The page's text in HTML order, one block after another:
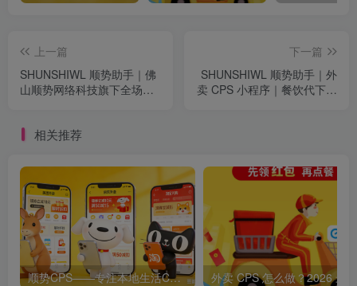
上一篇
SHUNSHIWL 顺势助手｜佛
山顺势网络科技旗下全场景
下一篇
SHUNSHIWL 顺势助手｜外
卖 CPS 小程序｜餐饮代下单
相关推荐
顺势CPS——专注本地生活CPS变现，长期稳定副业项目